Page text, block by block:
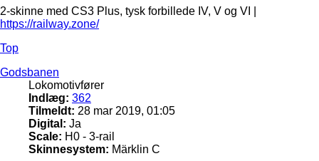
2-skinne med CS3 Plus, tysk forbillede IV, V og VI |
https://railway.zone/
Top
Godsbanen
Lokomotivfører
Indlæg: 362
Tilmeldt: 28 mar 2019, 01:05
Digital: Ja
Scale: H0 - 3-rail
Skinnesystem: Märklin C